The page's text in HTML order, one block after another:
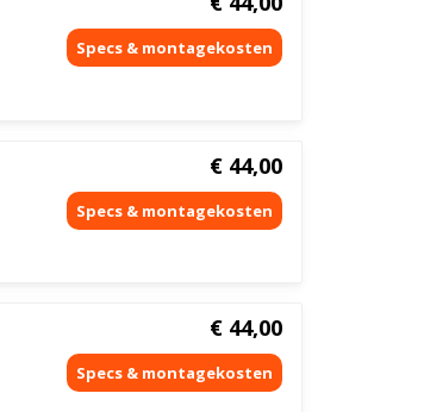
€ 44,00
€ 44,00